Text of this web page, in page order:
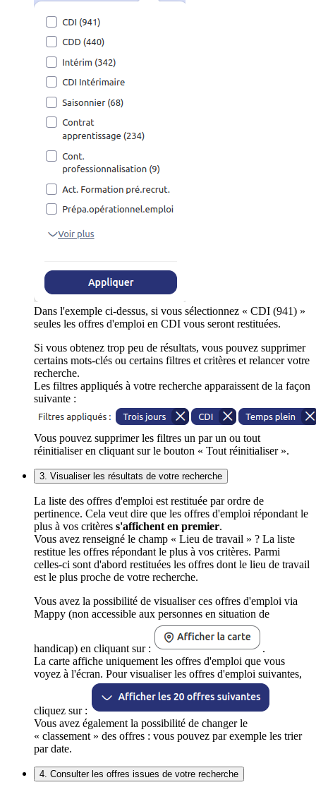
Dans l'exemple ci-dessus, si vous sélectionnez « CDI (941) »
seules les offres d'emploi en CDI vous seront restituées.
Si vous obtenez trop peu de résultats, vous pouvez supprimer
certains mots-clés ou certains filtres et critères et relancer votre
recherche.
Les filtres appliqués à votre recherche apparaissent de la façon
suivante :
Vous pouvez supprimer les filtres un par un ou tout
réinitialiser en cliquant sur le bouton « Tout réinitialiser ».
3. Visualiser les résultats de votre recherche
La liste des offres d'emploi est restituée par ordre de
pertinence. Cela veut dire que les offres d'emploi répondant le
plus à vos critères s'affichent en premier.
Vous avez renseigné le champ « Lieu de travail » ? La liste
restitue les offres répondant le plus à vos critères. Parmi
celles-ci sont d'abord restituées les offres dont le lieu de travail
est le plus proche de votre recherche.
Vous avez la possibilité de visualiser ces offres d'emploi via
Mappy (non accessible aux personnes en situation de
handicap) en cliquant sur :
.
La carte affiche uniquement les offres d'emploi que vous
voyez à l'écran. Pour visualiser les offres d'emploi suivantes,
cliquez sur :
Vous avez également la possibilité de changer le
« classement » des offres : vous pouvez par exemple les trier
par date.
4. Consulter les offres issues de votre recherche